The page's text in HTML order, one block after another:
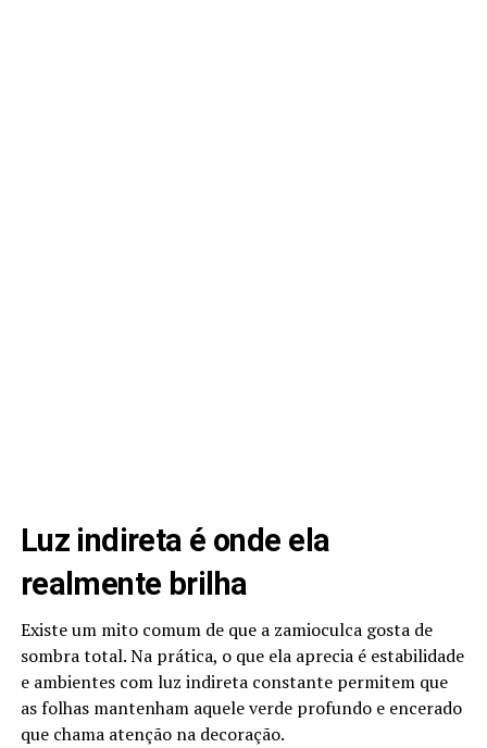
Luz indireta é onde ela
realmente brilha
Existe um mito comum de que a zamioculca gosta de
sombra total. Na prática, o que ela aprecia é estabilidade
e ambientes com luz indireta constante permitem que
as folhas mantenham aquele verde profundo e encerado
que chama atenção na decoração.